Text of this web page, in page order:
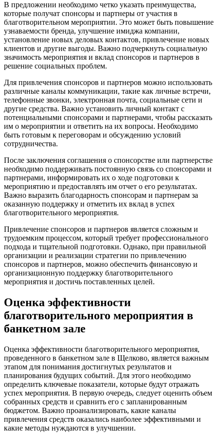
В предложении необходимо четко указать преимущества,
которые получат спонсоры и партнеры от участия в
благотворительном мероприятии. Это может быть повышение
узнаваемости бренда, улучшение имиджа компании,
установление новых деловых контактов, привлечение новых
клиентов и другие выгоды. Важно подчеркнуть социальную
значимость мероприятия и вклад спонсоров и партнеров в
решение социальных проблем.
Для привлечения спонсоров и партнеров можно использовать
различные каналы коммуникации, такие как личные встречи,
телефонные звонки, электронная почта, социальные сети и
другие средства. Важно установить личный контакт с
потенциальными спонсорами и партнерами, чтобы рассказать
им о мероприятии и ответить на их вопросы. Необходимо
быть готовым к переговорам и обсуждению условий
сотрудничества.
После заключения соглашения о спонсорстве или партнерстве
необходимо поддерживать постоянную связь со спонсорами и
партнерами, информировать их о ходе подготовки к
мероприятию и предоставлять им отчет о его результатах.
Важно выразить благодарность спонсорам и партнерам за
оказанную поддержку и отметить их вклад в успех
благотворительного мероприятия.
Привлечение спонсоров и партнеров является сложным и
трудоемким процессом, который требует профессионального
подхода и тщательной подготовки. Однако, при правильной
организации и реализации стратегии по привлечению
спонсоров и партнеров, можно обеспечить финансовую и
организационную поддержку благотворительного
мероприятия и достичь поставленных целей.
Оценка эффективности
благотворительного мероприятия в
банкетном зале
Оценка эффективности благотворительного мероприятия,
проведенного в банкетном зале в Щелково, является важным
этапом для понимания достигнутых результатов и
планирования будущих событий. Для этого необходимо
определить ключевые показатели, которые будут отражать
успех мероприятия. В первую очередь, следует оценить объем
собранных средств и сравнить его с запланированным
бюджетом. Важно проанализировать, какие каналы
привлечения средств оказались наиболее эффективными и
какие методы нуждаются в улучшении.